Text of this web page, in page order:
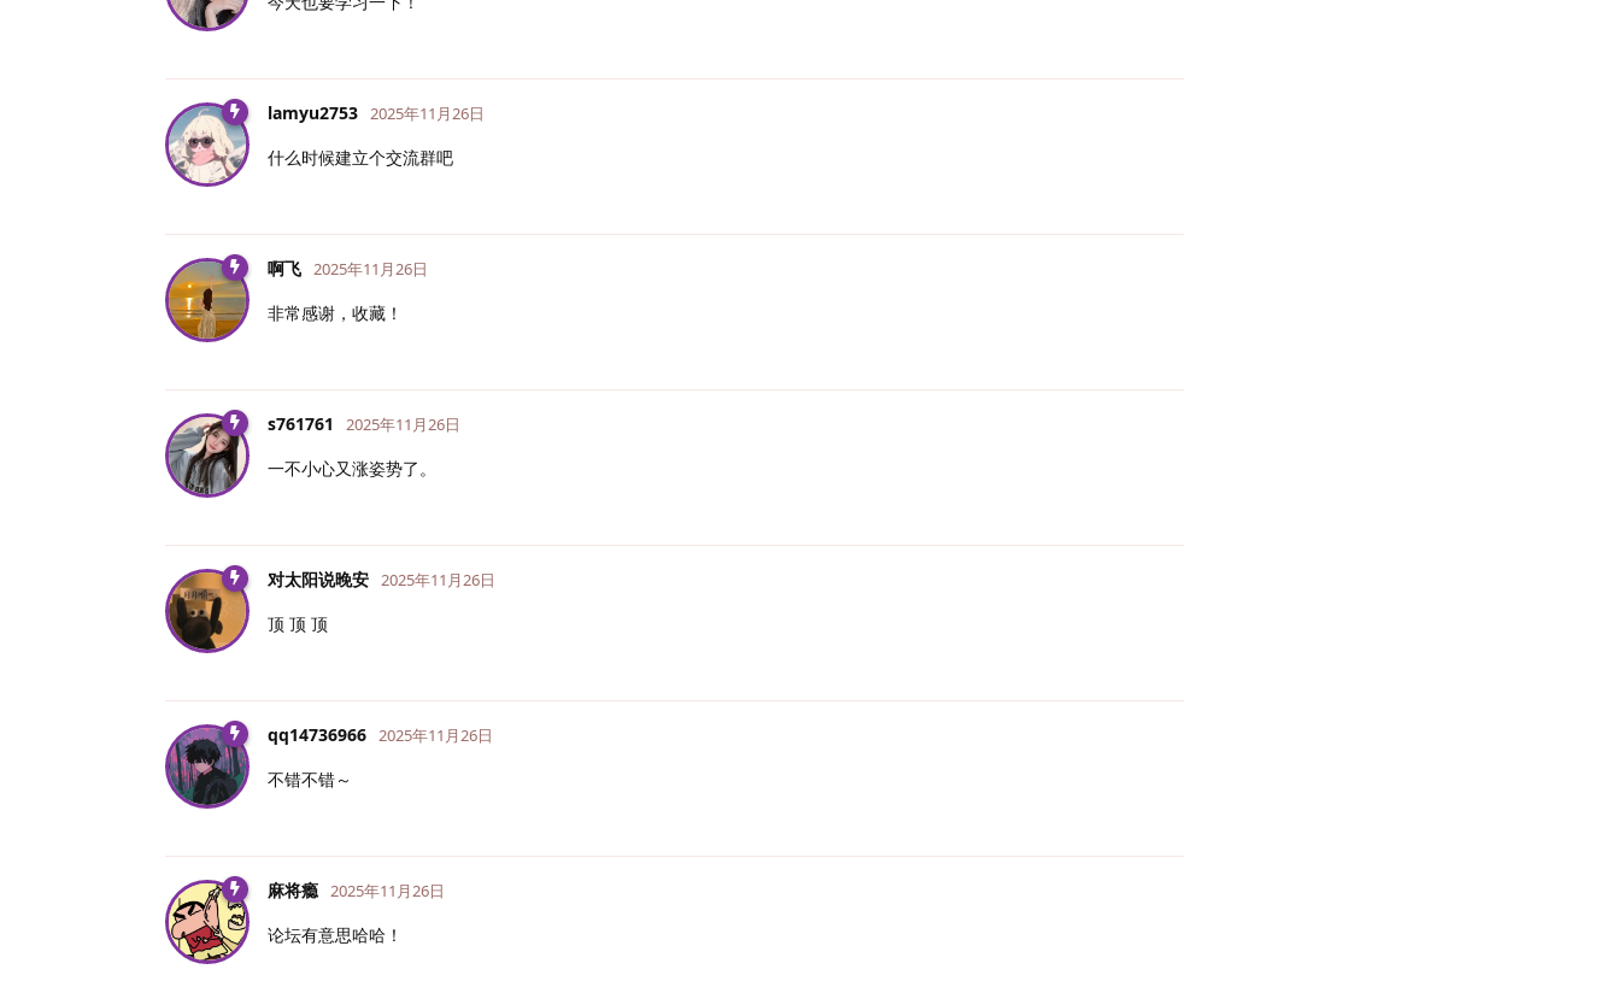
lamyu2753 2025年11月26日
什么时候建立个交流群吧
啊飞 2025年11月26日
非常感谢，收藏！
s761761 2025年11月26日
一不小心又涨姿势了。
对太阳说晚安 2025年11月26日
顶 顶 顶
qq14736966 2025年11月26日
不错不错～
麻将瘾 2025年11月26日
论坛有意思哈哈！